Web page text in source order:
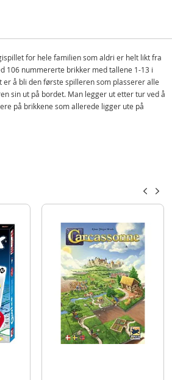
for hele familien som aldri er helt likt fra
106 nummererte brikker med tallene 1-13 i
å bli den første spilleren som plasserer alle
sin ut på bordet. Man legger ut etter tur ved å
på brikkene som allerede ligger ute på
finsk
5714293003024